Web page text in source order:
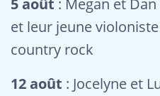
5 août : Megan et
et leur jeune
country rock
12 août : Jocelyne et